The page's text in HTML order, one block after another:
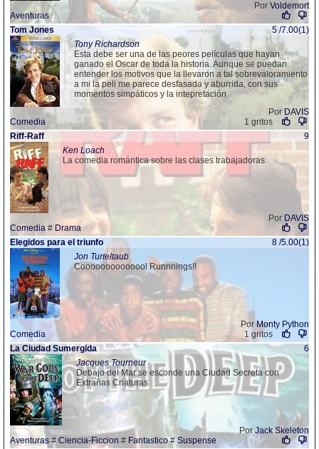
Por Voldemort
Aventuras
Tom Jones
5 /7.00(1)
Tony Richardson
Esta debe ser una de las peores películas que hayan
ganado el Oscar de toda la historia. Aunque se puedan
entender los motivos que la llevaron a tal sobrevaloramiento
a mi la peli me parece desfasada y aburrida, con sus
momentos simpáticos y la intepretación
Por DAVIS
Comedia
1 gritos
Riff-Raff
9
Ken Loach
La comedia romántica sobre las clases trabajadoras
Por DAVIS
Comedia # Drama
Elegidos para el triunfo
8 /5.00(1)
Jon Turteltaub
Coooooooooooool Runnnings!!
PorMonty Python
Comedia
1 gritos
La Ciudad Sumergida
6
Jacques Tourneur
Debajo del Mar se esconde una Ciudad Secreta con
Extrañas Criaturas
PorJack Skeleton
Aventuras # Ciencia-Ficcion # Fantastico# Suspense